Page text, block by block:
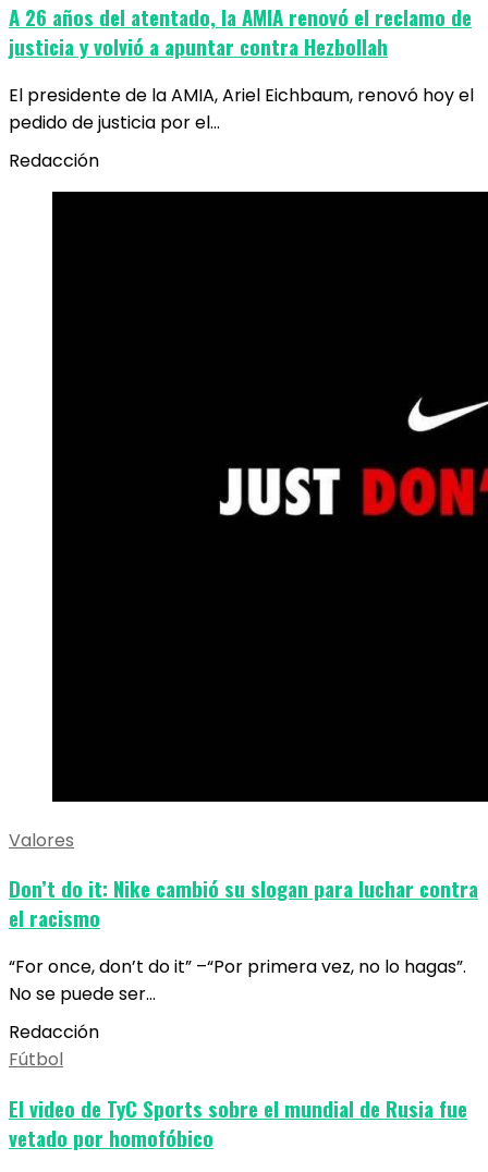
A 26 años del atentado, la AMIA renovó el reclamo de
justicia y volvió a apuntar contra Hezbollah
El presidente de la AMIA, Ariel Eichbaum, renovó hoy el
pedido de justicia por el…
Redacción
Valores
Don’t do it: Nike cambió su slogan para luchar contra
el racismo
“For once, don’t do it” –“Por primera vez, no lo hagas”.
No se puede ser…
Redacción
Fútbol
El video de TyC Sports sobre el mundial de Rusia fue
vetado por homofóbico